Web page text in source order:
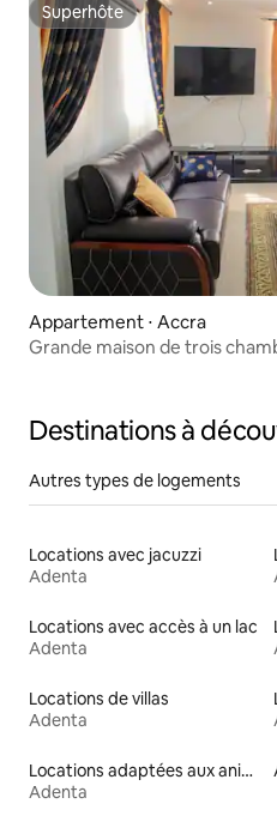
Superhôte
Superhôte
Appartement ⋅ Accra
Grande maison de trois
Destinations à
Autres types de logements
Locations avec jacuzzi
Adenta
Locations avec accès à un lac
Adenta
Locations de villas
Adenta
Locations adaptées aux animaux
Adenta